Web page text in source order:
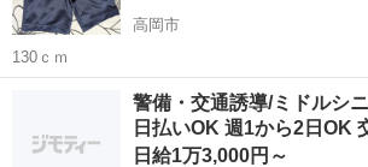
高岡市
130ｃｍ
高岡市 キッズ用品
警備・交通誘導/ミドルシ
日払いOK 週1から2日OK
日給1万3,000円～